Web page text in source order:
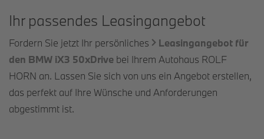
Ihr passendes Leasingangebot
Fordern Sie jetzt Ihr persönliches
Leasingangebot für
den BMW iX3 50xDrive bei Ihrem Autohaus ROLF
HORN an. Lassen Sie sich von uns ein Angebot erstellen,
das perfekt auf Ihre Wünsche und Anforderungen
abgestimmt ist.